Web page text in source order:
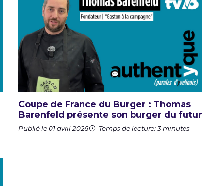
Coupe de France du Burger : Thomas
Barenfeld présente son burger du futur
Publié le 01 avril 2026 Temps de lecture: 3 minutes